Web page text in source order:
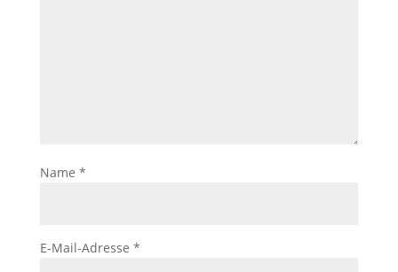
Name *
E-Mail-Adresse *